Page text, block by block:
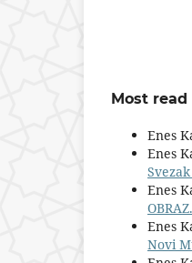
Most
Enes
Enes
Enes
Enes
Novi